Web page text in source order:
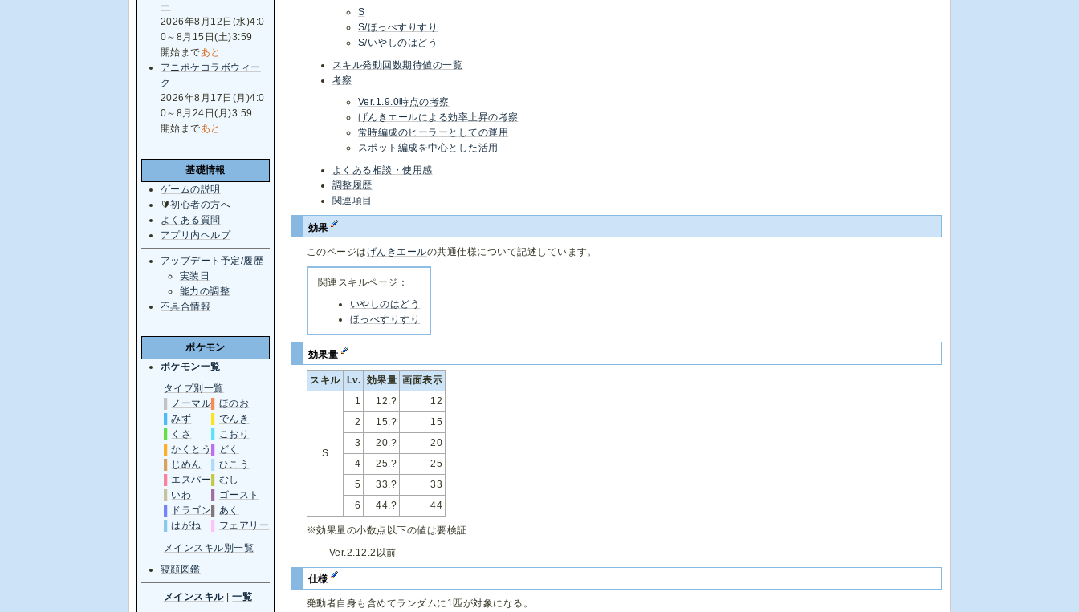
S
S/ほっぺすりすり
S/いやしのはどう
スキル発動回数期待値の一覧
考察
Ver.1.9.0時点の考察
げんきエールによる効率上昇の考察
常時編成のヒーラーとしての運用
スポット編成を中心とした活用
よくある相談・使用感
調整履歴
関連項目
効果
このページはげんきエールの共通仕様について記述しています。
関連スキルページ：
いやしのはどう
ほっぺすりすり
効果量
スキル Lv. 効果量 画面表示
S
1 12.?
12
2
15.?
15
3
20.?
20
4
25.?
25
5
33.?
33
6
44.? 44
※効果量の小数点以下の値は要検証
Ver.2.12.2以前
仕様
発動者自身も含めてランダムに1匹が対象になる。
ー
2026年8月12日(水)4:0
0～8月15日(土)3:59
開始まであと
アニポケコラボウィー
ク
2026年8月17日(月)4:0
0～8月24日(月)3:59
開始まであと
基礎情報
ゲームの説明
🔰初心者の方へ
よくある質問
アプリ内ヘルプ
アップデート予定/履歴
実装日
能力の調整
不具合情報
ポケモン
ポケモン一覧
タイプ別一覧
ノーマル
ほのお
▌みず
でんき
くさ
こおり
▌かくとう
どく
じめん
ひこう
エスパー
むし
いわ
ゴースト
ドラゴン
あく
▌はがね
フェアリー
メインスキル別一覧
寝顔図鑑
メインスキル|一覧